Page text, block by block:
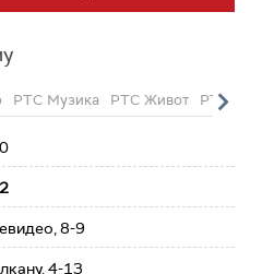
РТС Музика РТС Живот РТС
8-9
4-13